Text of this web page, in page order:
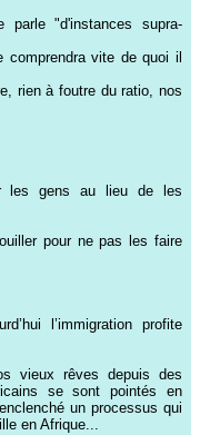
"d'instances supra-
comprendra vite de quoi il
rien à foutre du ratio, nos
les gens au lieu de les
pour ne pas les faire
l’immigration profite
vieux rêves depuis des
se sont pointés en
un processus qui
en Afrique...